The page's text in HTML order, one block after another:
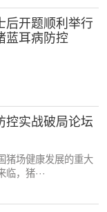
后开题顺利举行
蓝耳病防控
控实战破局论坛
猪场健康发展的重大
，猪···